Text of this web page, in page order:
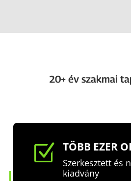
20+ év szakmai
Z TÖBB EZER
Szerkesztett és
kiadvány